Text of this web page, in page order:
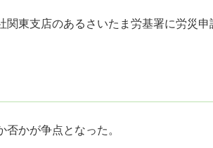
東支店のあるさいたま労基署に労災申
かが争点となった。